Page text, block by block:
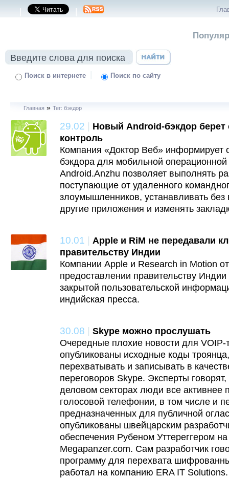
| |
Поиск в интернете | Поиск по сайту
Главная » Тег: бэкдор
29.02 | Новый Android-бэкдор
контроль
Компания «Доктор Веб» информирует
бэкдора для мобильной
Android.Anzhu позволяет выполнять
поступающие от удаленного
злоумышленников, устанавливать без
другие приложения и изменять
10.01 | Apple и RiM не передавали
правительству Индии
Компании Apple и Research in Motion
предоставлении правительству
закрытой пользовательской
индийская пресса.
30.08 | Skype можно прослушать
Очередные плохие новости для VOIP-
опубликованы исходные коды
перехватывать и записывать в
переговоров Skype. Эксперты
деловом секторах люди все активнее
голосовой телефонии, в том числе и
предназначенных для публичной
опубликованы швейцарским
обеспечения Рубеном Уттереггером
Megapanzer.com. Сам разработчик
программу для перехвата
работал на компанию ERA IT